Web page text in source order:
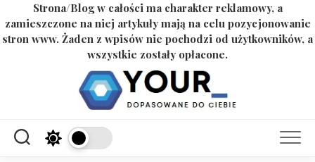
Strona/Blog w całości ma charakter reklamowy, a
zamieszczone na niej artykuły mają na celu pozycjonowanie
stron www. Żaden z wpisów nie pochodzi od użytkowników, a
wszystkie zostały opłacone.